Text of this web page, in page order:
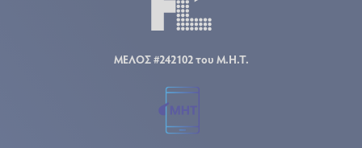
ΜΕΛΟΣ #242102 του Μ.Η.Τ.